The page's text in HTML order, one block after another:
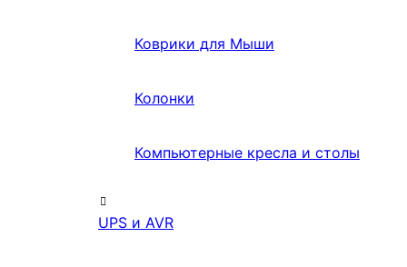
Коврики для Мыши
Колонки
Компьютерные кресла и столы
UPS и AVR